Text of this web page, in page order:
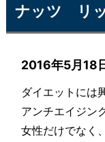
ナッツ リ
2016年5月18
ダイエットには
アンチエイジン
女性だけでなく